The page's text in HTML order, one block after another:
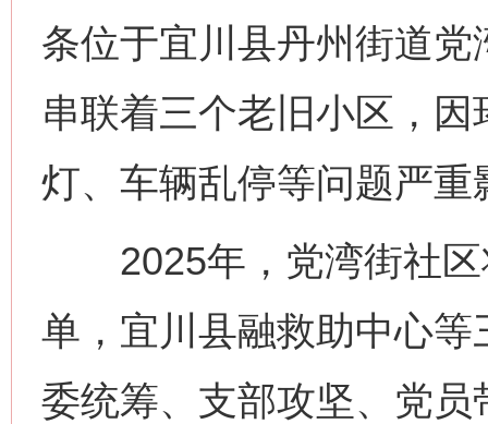
条位于宜川县丹州街道
串联着三个老旧小区，
灯、车辆乱停等问题严
2025年，党湾街社区
单，宜川县融救助中心
委统筹、支部攻坚、党